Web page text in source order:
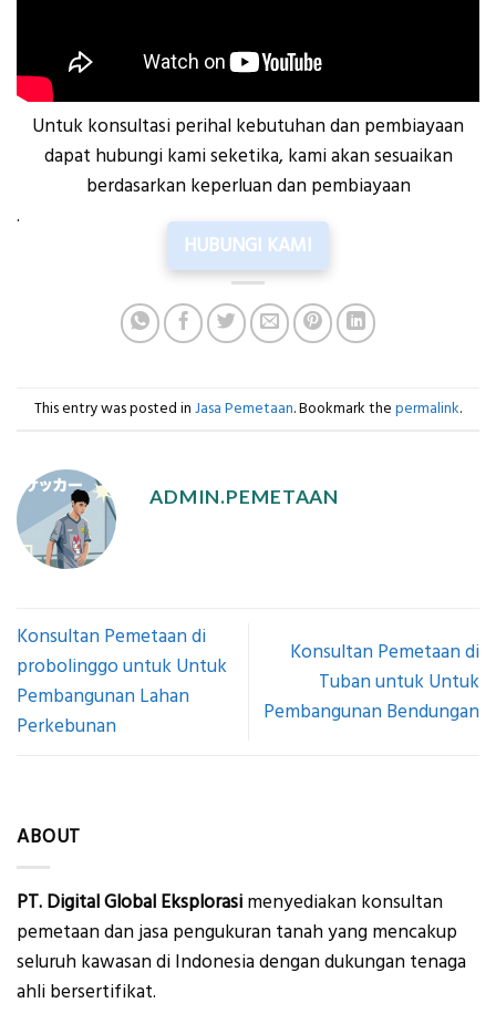
Untuk konsultasi perihal kebutuhan dan pembiayaan
dapat hubungi kami seketika, kami akan sesuaikan
berdasarkan keperluan dan pembiayaan
.
HUBUNGI KAMI
This entry was posted in Jasa Pemetaan. Bookmark the permalink.
ADMIN.PEMETAAN
Konsultan Pemetaan di
probolinggo untuk Untuk
Pembangunan Lahan
Perkebunan
Konsultan Pemetaan di
Tuban untuk Untuk
Pembangunan Bendungan
ABOUT
PT. Digital Global Eksplorasi menyediakan konsultan
pemetaan dan jasa pengukuran tanah yang mencakup
seluruh kawasan di Indonesia dengan dukungan tenaga
ahli bersertifikat.